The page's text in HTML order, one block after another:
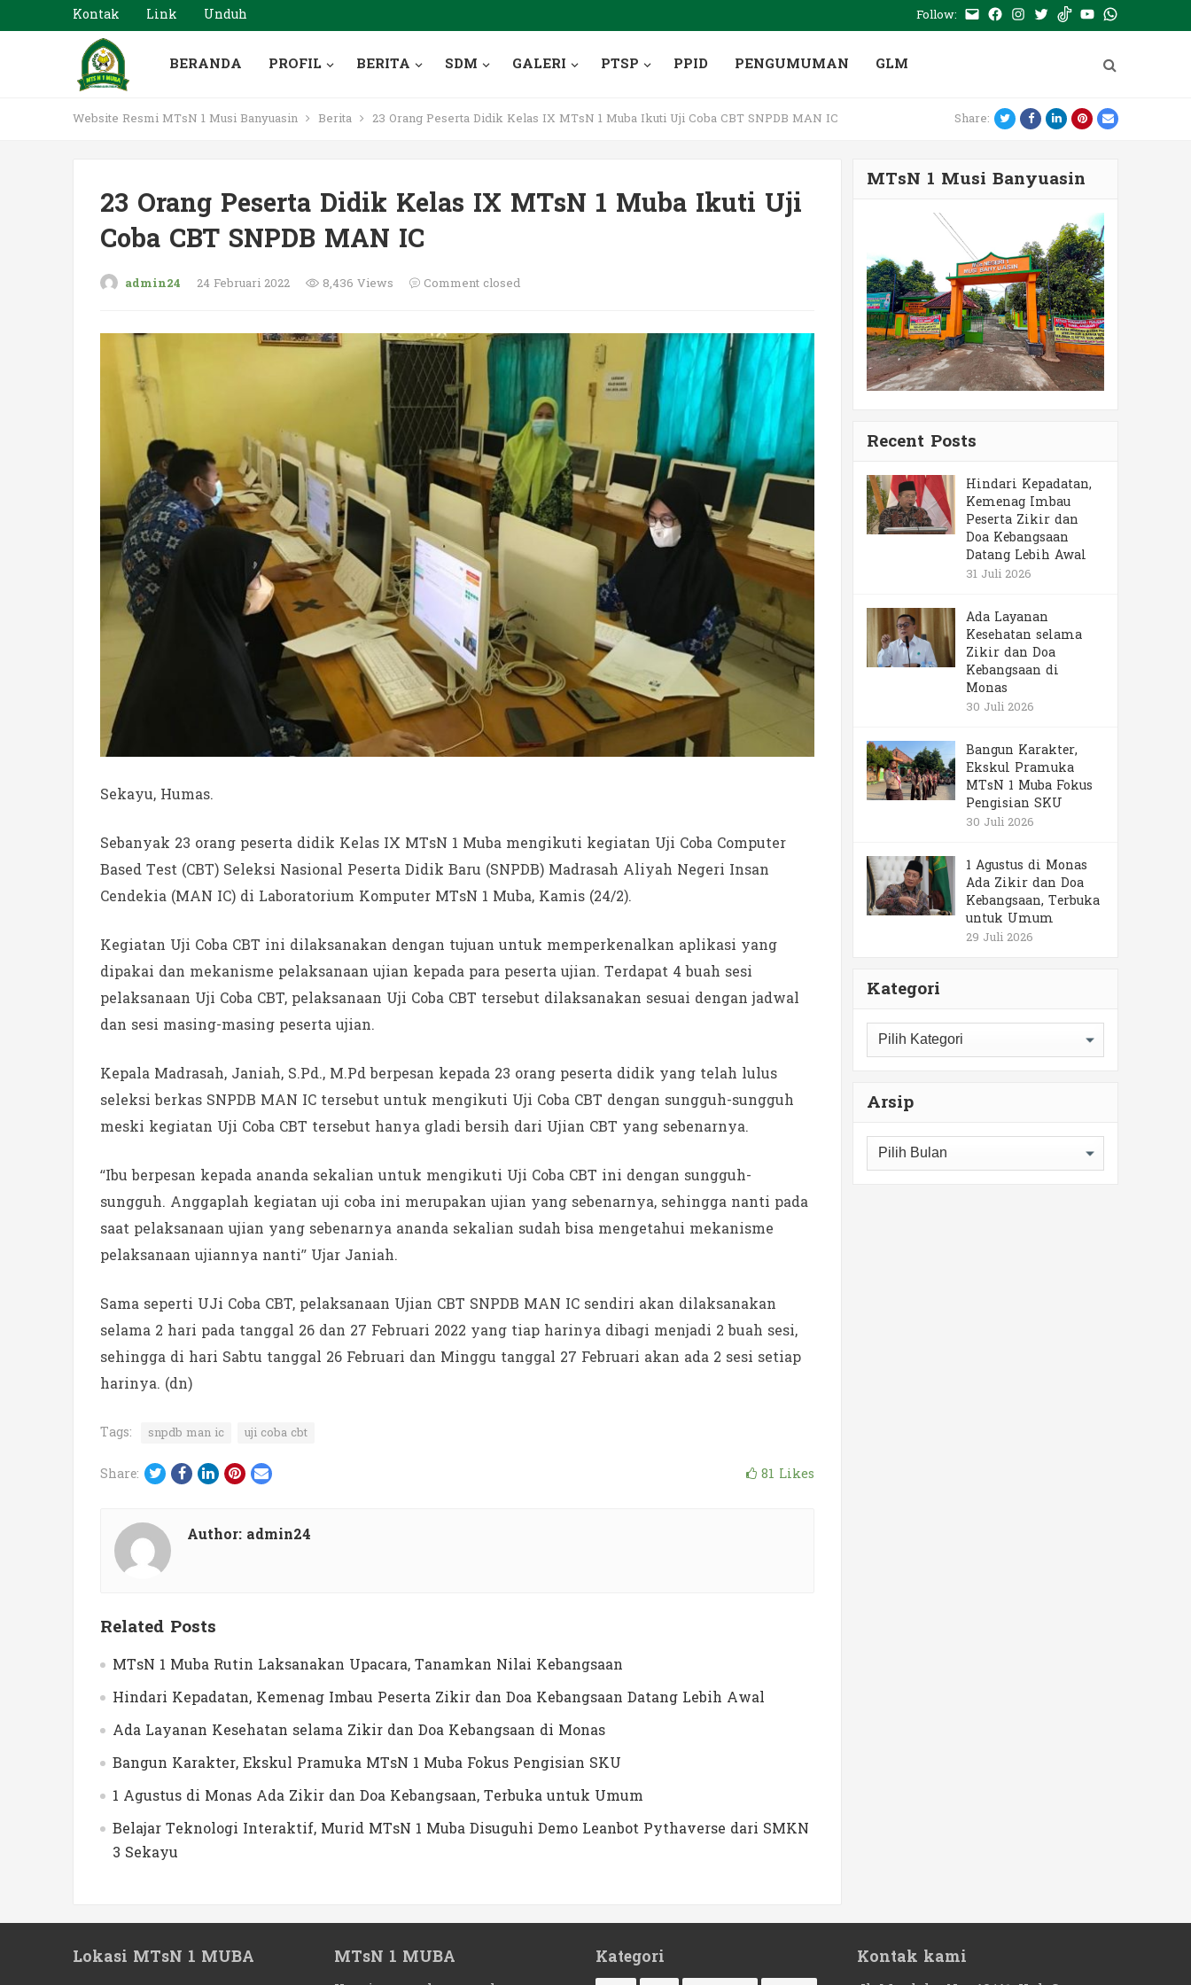
Kontak Link Unduh Follow: E- Facebook
Instagram
TwitterTiktokYoutubeWhatsApp
BERANDA PROFIL BERITA SDM GALERI PTSP PPID PENGUMUMAN GLM
Website Resmi MTsN 1 Musi Banyuasin Berita 23 Orang Peserta Didik Kelas IX MTsN 1 Muba Ikuti Uji Coba CBT SNPDB MAN IC Share: TwitterFacebookLinkedIn
Pinterest
Email
23 Orang Peserta Didik Kelas IX MTsN 1 Muba Ikuti Uji
Coba CBT SNPDB MAN IC
admin24 24 Februari 2022 8,436 Views Comment closed
Sekayu, Humas.
Sebanyak 23 orang peserta didik Kelas IX MTsN 1 Muba mengikuti kegiatan Uji Coba Computer
Based Test (CBT) Seleksi Nasional Peserta Didik Baru (SNPDB) Madrasah Aliyah Negeri Insan
Cendekia (MAN IC) di Laboratorium Komputer MTsN 1 Muba, Kamis (24/2).
Kegiatan Uji Coba CBT ini dilaksanakan dengan tujuan untuk memperkenalkan aplikasi yang
dipakai dan mekanisme pelaksanaan ujian kepada para peserta ujian. Terdapat 4 buah sesi
pelaksanaan Uji Coba CBT, pelaksanaan Uji Coba CBT tersebut dilaksanakan sesuai dengan jadwal
dan sesi masing-masing peserta ujian.
Kepala Madrasah, Janiah, S.Pd., M.Pd berpesan kepada 23 orang peserta didik yang telah lulus
seleksi berkas SNPDB MAN IC tersebut untuk mengikuti Uji Coba CBT dengan sungguh-sungguh
meski kegiatan Uji Coba CBT tersebut hanya gladi bersih dari Ujian CBT yang sebenarnya.
“Ibu berpesan kepada ananda sekalian untuk mengikuti Uji Coba CBT ini dengan sungguh-
sungguh. Anggaplah kegiatan uji coba ini merupakan ujian yang sebenarnya, sehingga nanti pada
saat pelaksanaan ujian yang sebenarnya ananda sekalian sudah bisa mengetahui mekanisme
pelaksanaan ujiannya nanti” Ujar Janiah.
Sama seperti UJi Coba CBT, pelaksanaan Ujian CBT SNPDB MAN IC sendiri akan dilaksanakan
selama 2 hari pada tanggal 26 dan 27 Februari 2022 yang tiap harinya dibagi menjadi 2 buah sesi,
sehingga di hari Sabtu tanggal 26 Februari dan Minggu tanggal 27 Februari akan ada 2 sesi setiap
harinya. (dn)
Tags: snpdb man ic uji coba cbt
Share: Twitter
Facebook
LinkedIn
Pinterest
Email 81 Likes
Author: admin24
Related Posts
MTsN 1 Muba Rutin Laksanakan Upacara, Tanamkan Nilai Kebangsaan
Hindari Kepadatan, Kemenag Imbau Peserta Zikir dan Doa Kebangsaan Datang Lebih Awal
Ada Layanan Kesehatan selama Zikir dan Doa Kebangsaan di Monas
Bangun Karakter, Ekskul Pramuka MTsN 1 Muba Fokus Pengisian SKU
1 Agustus di Monas Ada Zikir dan Doa Kebangsaan, Terbuka untuk Umum
Belajar Teknologi Interaktif, Murid MTsN 1 Muba Disuguhi Demo Leanbot Pythaverse dari SMKN
3 Sekayu
MTsN 1 Musi Banyuasin
Recent Posts
Hindari Kepadatan,
Kemenag Imbau
Peserta Zikir dan
Doa Kebangsaan
Datang Lebih Awal
31 Juli 2026
Ada Layanan
Kesehatan selama
Zikir dan Doa
Kebangsaan di
Monas
30 Juli 2026
Bangun Karakter,
Ekskul Pramuka
MTsN 1 Muba Fokus
Pengisian SKU
30 Juli 2026
1 Agustus di Monas
Ada Zikir dan Doa
Kebangsaan, Terbuka
untuk Umum
29 Juli 2026
Kategori
Kategori
Arsip
Arsip
Lokasi MTsN 1 MUBA MTsN 1 MUBA Kategori Kontak kami